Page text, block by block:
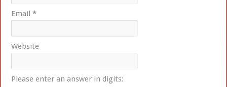
Email*
Website
Please enter an answer in digits: